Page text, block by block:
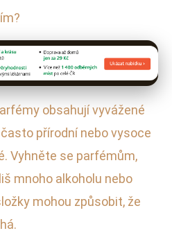
obsahují vyvážené
přírodní nebo vysoce
Vyhněte se parfémům,
mnoho alkoholu nebo
mohou způsobit, že